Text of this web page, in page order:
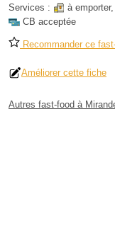
Services :
à emporter,
CB acceptée
Recommander ce
Améliorer cette fiche
Autres fast-food à